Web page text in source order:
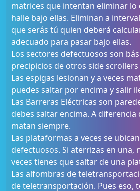
matrices que intentan eliminar lo
halle bajo ellas. Eliminan a
que serás tú quien deberá
adecuado para pasar bajo ellas.
Los sectores defectuosos son
precipicios de otros side
Las espigas lesionan y a veces
puedes saltar por encima y salir
Las Barreras Eléctricas son
debes saltar encima. A diferencia
matan siempre.
Las plataformas a veces se
defectuosos. Si aterrizas en una,
veces tienes que saltar de una
Las alfombras de
de teletransportación. Pues eso,